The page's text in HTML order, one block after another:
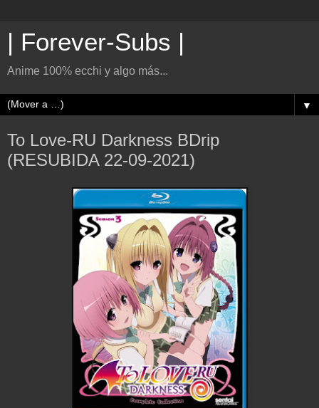
| Forever-Subs |
Anime 100% ecchi y algo más...
▼
To Love-RU Darkness BDrip
(RESUBIDA 22-09-2021)